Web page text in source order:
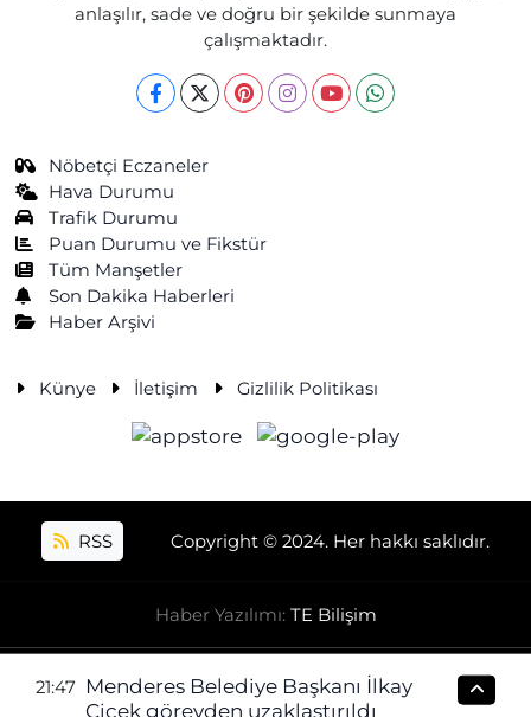
anlaşılır, sade ve doğru bir şekilde sunmaya
çalışmaktadır.
Nöbetçi Eczaneler
Hava Durumu
Trafik Durumu
Puan Durumu ve Fikstür
Tüm Manşetler
Son Dakika Haberleri
Haber Arşivi
Künye İletişim Gizlilik Politikası
RSS Copyright © 2024. Her hakkı saklıdır.
Haber Yazılımı: TE Bilişim
21:47
Menderes Belediye Başkanı İlkay
Çiçek görevden uzaklaştırıldı